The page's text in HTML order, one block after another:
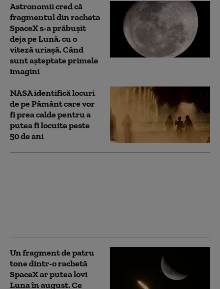
Astronomii cred că
fragmentul din racheta
SpaceX s-a prăbușit
deja pe Lună, cu o
viteză uriașă. Când
sunt așteptate primele
imagini
NASA identifică locuri
de pe Pământ care vor
fi prea calde pentru a
putea fi locuite peste
50 de ani
Un fragment de patru
tone dintr-o rachetă
SpaceX ar putea lovi
Luna în august. Ce